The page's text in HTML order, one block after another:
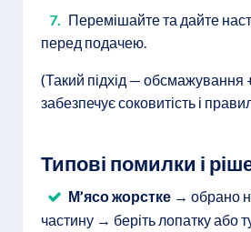
Перемішайте та дайте
перед подачею.
(Такий підхід — обсмажування
забезпечує соковитість і
Типові помилки і
М’ясо жорстке → обрано
частину → беріть лопатку або